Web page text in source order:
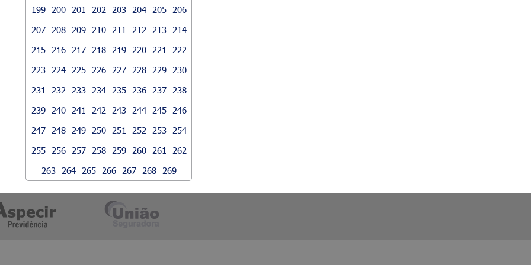
199
200 201 202 203 204 205
206
207
208 209 210 211 212 213
214
215
216 217 218 219 220 221
222
223
224 225 226 227 228 229
230
231
232 233 234 235 236 237
238
239
240 241 242 243 244 245
246
247
248 249 250 251 252 253
254
255
256 257 258 259 260 261
262
263
264 265 266 267 268 269